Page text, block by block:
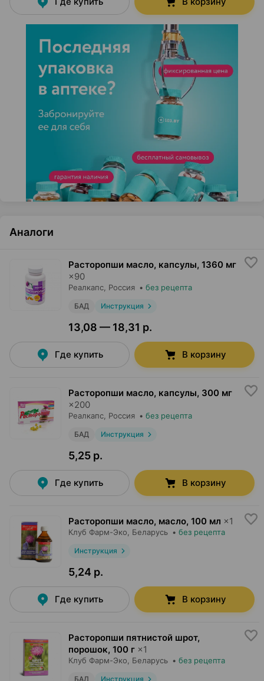
Аналоги
Расторопши масло, капсулы, 1360 мг
×90
Реалкапс , Россия • без рецепта
БАД Инструкция
13,08 — 18,31 р.
Где купить В корзину
Расторопши масло, капсулы, 300 мг
×200
Реалкапс , Россия • без рецепта
БАД Инструкция
5,25 р.
Где купить В корзину
Расторопши масло, масло, 100 мл ×1
Клуб Фарм-Эко , Беларусь • без рецепта
Инструкция
5,24 р.
Где купить В корзину
Расторопши пятнистой шрот,
порошок, 100 г ×1
Клуб Фарм-Эко , Беларусь • без рецепта
БАД Инструкция